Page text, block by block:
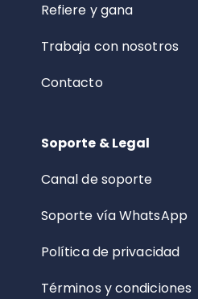
Refiere y gana
Trabaja con nosotros
Contacto
Soporte & Legal
Canal de soporte
Soporte vía WhatsApp
Política de privacidad
Términos y condiciones